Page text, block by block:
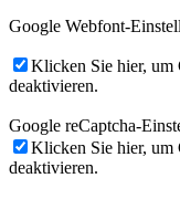
Google Webfont-
Klicken Sie hier, um
deaktivieren.
Google reCaptcha-
Klicken Sie hier, um
deaktivieren.